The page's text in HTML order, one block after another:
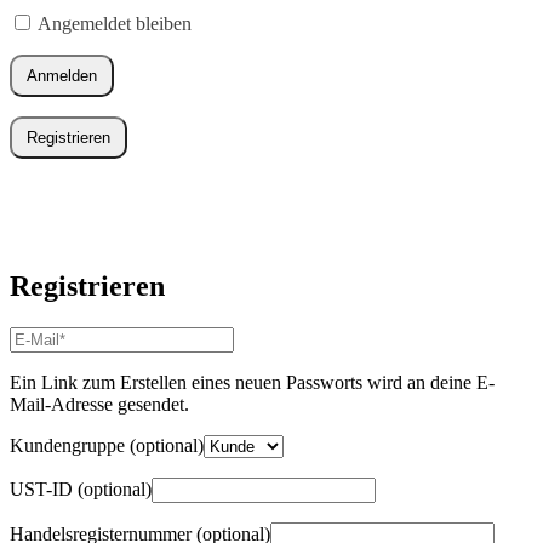
Angemeldet bleiben
Anmelden
Registrieren
Registrieren
E-
Mail-
Adresse*
Erforderlich
Ein Link zum Erstellen eines neuen Passworts wird an deine E-
Mail-Adresse gesendet.
Kundengruppe (optional)
UST-ID (optional)
Handelsregisternummer(optional)